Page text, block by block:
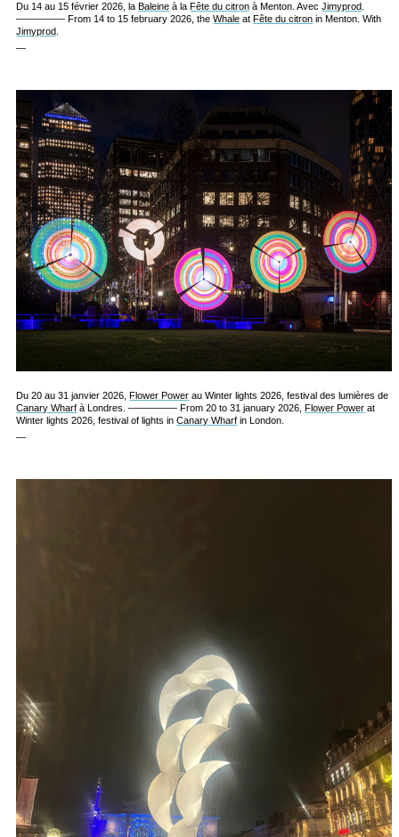
Du 14 au 15 février 2026, laBaleine à laFête du citron à Menton. AvecJimyprod
————— From 14 to 15 february 2026, theWhale atFête du citron in Menton. With
Jimyprod
—
Du 20 au 31 janvier 2026,Flower Power au Winter lights 2026, festival des lumières de
Canary Wharf à Londres. ————— From 20 to 31 january 2026,Flower Power at
Winter lights 2026, festival of lights inCanary Wharf in London.
—